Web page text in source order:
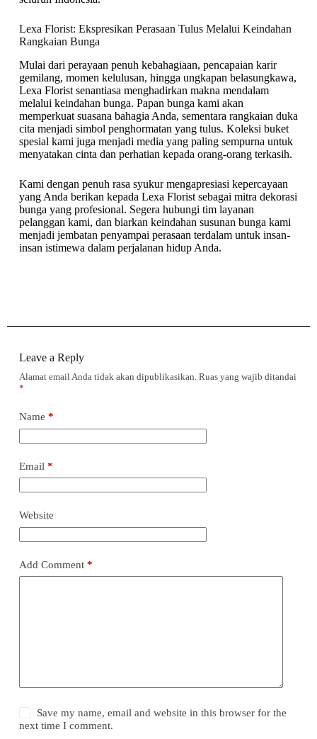
Lexa Florist: Ekspresikan Perasaan Tulus Melalui Keindahan
Rangkaian Bunga
Mulai dari perayaan penuh kebahagiaan, pencapaian karir
gemilang, momen kelulusan, hingga ungkapan belasungkawa,
Lexa Florist senantiasa menghadirkan makna mendalam
melalui keindahan bunga. Papan bunga kami akan
memperkuat suasana bahagia Anda, sementara rangkaian duka
cita menjadi simbol penghormatan yang tulus. Koleksi buket
spesial kami juga menjadi media yang paling sempurna untuk
menyatakan cinta dan perhatian kepada orang-orang terkasih.
Kami dengan penuh rasa syukur mengapresiasi kepercayaan
yang Anda berikan kepada Lexa Florist sebagai mitra dekorasi
bunga yang profesional. Segera hubungi tim layanan
pelanggan kami, dan biarkan keindahan susunan bunga kami
menjadi jembatan penyampai perasaan terdalam untuk insan-
insan istimewa dalam perjalanan hidup Anda.
Leave a Reply
Alamat email Anda tidak akan dipublikasikan. Ruas yang wajib ditandai
*
Name *
Email *
Website
Add Comment*
Save my name, email and website in this browser for the
next time I comment.